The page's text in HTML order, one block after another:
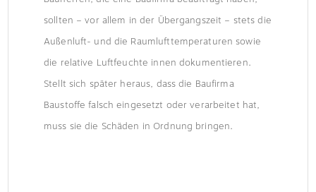
sollten – vor allem in der Übergangszeit – stets die
Außenluft- und die Raumlufttemperaturen sowie
die relative Luftfeuchte innen dokumentieren.
Stellt sich später heraus, dass die Baufirma
Baustoffe falsch eingesetzt oder verarbeitet hat,
muss sie die Schäden in Ordnung bringen.